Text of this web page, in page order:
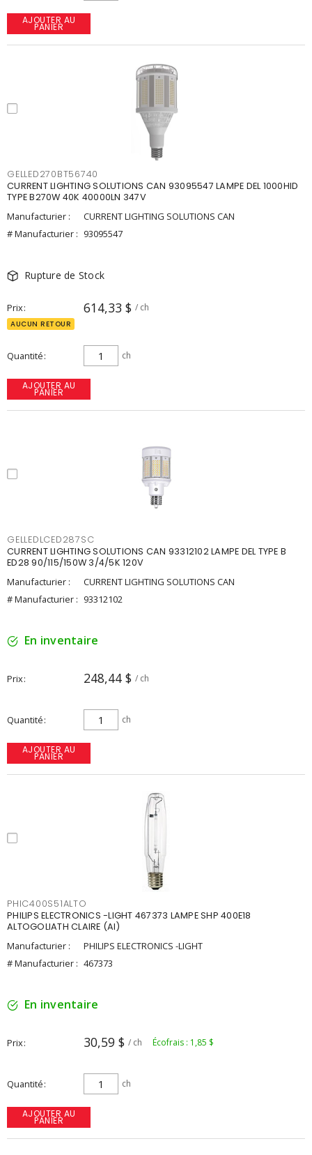
AJOUTER AU
PANIER
GELLED270BT56740
CURRENT LIGHTING SOLUTIONS CAN 93095547 LAMPE DEL 1000HID
TYPE B270W 40K 40000LN 347V
Manufacturier :
CURRENT LIGHTING SOLUTIONS CAN
# Manufacturier : 93095547
Rupture de Stock
Prix 614,33 $ / ch
AUCUN RETOUR
Quantité ch
AJOUTER AU
PANIER
GELLEDLCED287SC
CURRENT LIGHTING SOLUTIONS CAN 93312102 LAMPE DEL TYPE B
ED28 90/115/150W 3/4/5K 120V
Manufacturier :
CURRENT LIGHTING SOLUTIONS CAN
# Manufacturier : 93312102
En inventaire
Prix 248,44 $ / ch
Quantité ch
AJOUTER AU
PANIER
PHIC400S51ALTO
PHILIPS ELECTRONICS -LIGHT 467373 LAMPE SHP 400E18
ALTOGOLIATH CLAIRE (AI)
Manufacturier :
PHILIPS ELECTRONICS -LIGHT
# Manufacturier : 467373
En inventaire
Prix 30,59 $ / ch Écofrais : 1,85 $
Quantité ch
AJOUTER AU
PANIER